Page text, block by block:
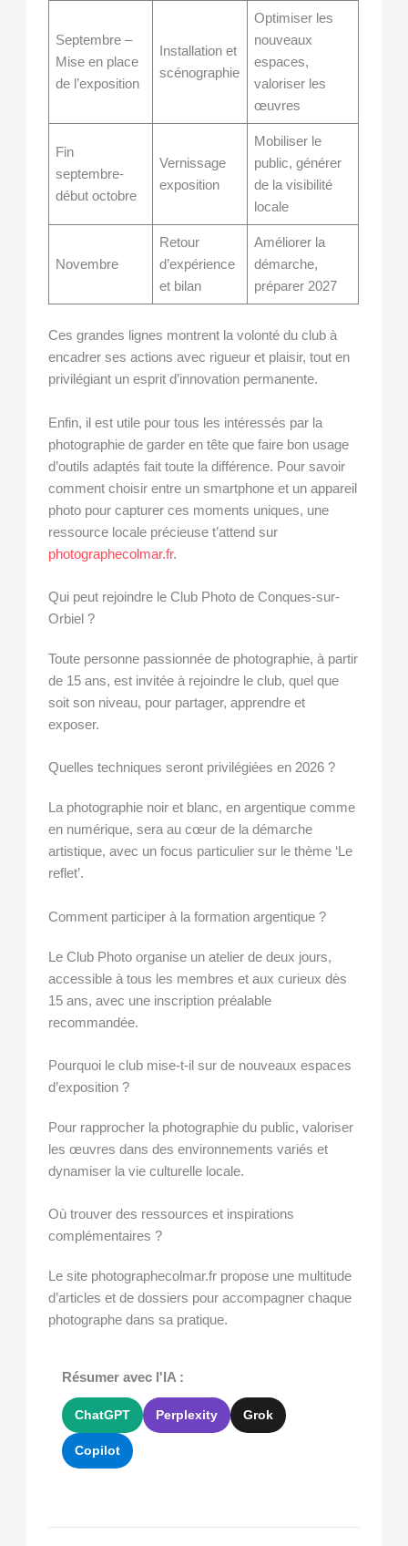
Septembre –
Mise en place
de l’exposition
Installation et
scénographie
Optimiser les
nouveaux
espaces,
valoriser les
œuvres
Fin
septembre-
début octobre
Vernissage
exposition
Mobiliser le
public, générer
de la visibilité
locale
Novembre
Retour
d’expérience
et bilan
Améliorer la
démarche,
préparer 2027
Ces grandes lignes montrent la volonté du club à
encadrer ses actions avec rigueur et plaisir, tout en
privilégiant un esprit d’innovation permanente.
Enfin, il est utile pour tous les intéressés par la
photographie de garder en tête que faire bon usage
d’outils adaptés fait toute la différence. Pour savoir
comment choisir entre un smartphone et un appareil
photo pour capturer ces moments uniques, une
ressource locale précieuse t’attend sur
photographecolmar.fr.
Qui peut rejoindre le Club Photo de Conques-sur-
Orbiel ?
Toute personne passionnée de photographie, à partir
de 15 ans, est invitée à rejoindre le club, quel que
soit son niveau, pour partager, apprendre et
exposer.
Quelles techniques seront privilégiées en 2026 ?
La photographie noir et blanc, en argentique comme
en numérique, sera au cœur de la démarche
artistique, avec un focus particulier sur le thème ‘Le
reflet’.
Comment participer à la formation argentique ?
Le Club Photo organise un atelier de deux jours,
accessible à tous les membres et aux curieux dès
15 ans, avec une inscription préalable
recommandée.
Pourquoi le club mise-t-il sur de nouveaux espaces
d’exposition ?
Pour rapprocher la photographie du public, valoriser
les œuvres dans des environnements variés et
dynamiser la vie culturelle locale.
Où trouver des ressources et inspirations
complémentaires ?
Le site photographecolmar.fr propose une multitude
d’articles et de dossiers pour accompagner chaque
photographe dans sa pratique.
Résumer avec l'IA :
ChatGPT Perplexity Grok
Copilot